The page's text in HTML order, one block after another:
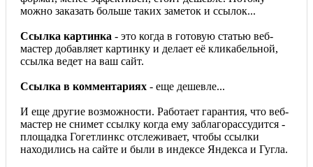
можно заказать больше таких заметок и ссылок...
Ссылка картинка - это когда в готовую статью веб-
мастер добавляет картинку и делает её кликабельной,
ссылка ведет на ваш сайт.
Ссылка в комментариях - еще дешевле...
И еще другие возможности. Работает гарантия, что веб-
мастер не снимет ссылку когда ему заблагорассудится -
площадка Гогетлинкс отслеживает, чтобы ссылки
находились на сайте и были в индексе Яндекса и Гугла.